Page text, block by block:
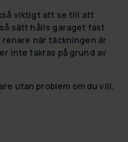
viktigt att se till att
sätt hålls garaget fast
när täckningen är
inte takras på grund av
utan problem om du vill.